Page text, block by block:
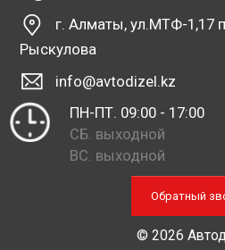
г. Алматы, ул.МТФ-1,17
Рыскулова
info@avtodizel.kz
ПН-ПТ. 09:00 - 17:00
СБ. выходной
ВС. выходной
Обратный
© 2026